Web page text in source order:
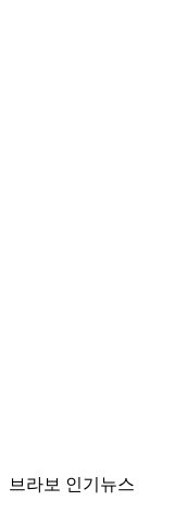
브라보 인기뉴스